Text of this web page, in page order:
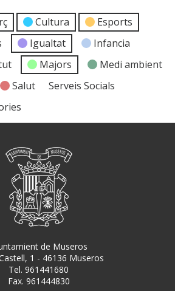
Cultura
Esports
Igualtat
Infancia
Majors
Medi ambient
Salut
Serveis Socials
de Museros
1 - 46136 Museros
Tel. 961441680
Fax. 961444830